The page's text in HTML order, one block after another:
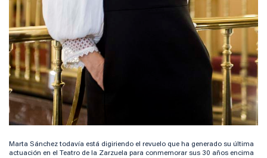
Marta Sánchez todavía está digiriendo el revuelo que ha generado su última
actuación en el Teatro de la Zarzuela para conmemorar sus 30 años encima